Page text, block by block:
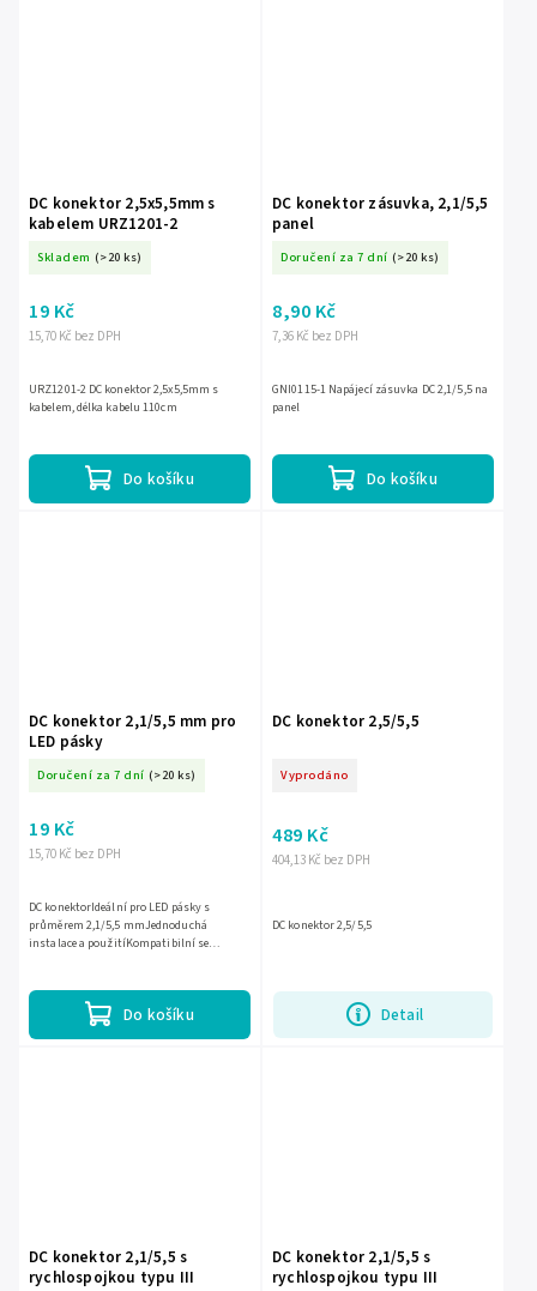
DC konektor 2,5x5,5mm s
kabelem URZ1201-2
Skladem (>20 ks)
15,70 Kč bez DPH
19 Kč
Do košíku
URZ1201-2 DC konektor 2,5x5,5mm s
kabelem, délka kabelu 110cm
DC konektor zásuvka, 2,1/5,5
panel
Doručení za 7 dní (>20 ks)
7,36 Kč bez DPH
8,90 Kč
Do košíku
GNI0115-1 Napájecí zásuvka DC 2,1/5,5 na
panel
DC konektor 2,1/5,5 mm pro
LED pásky
Doručení za 7 dní (>20 ks)
15,70 Kč bez DPH
19 Kč
Do košíku
DC konektorIdeální pro LED pásky s
průměrem 2,1/5,5 mmJednoduchá
instalace a použitíKompatibilní se
DC konektor 2,5/5,5
Vyprodáno
404,13 Kč bez DPH
489 Kč
Detail
DC konektor 2,5/5,5
DC konektor 2,1/5,5 s
rychlospojkou typu III
DC konektor 2,1/5,5 s
rychlospojkou typu III